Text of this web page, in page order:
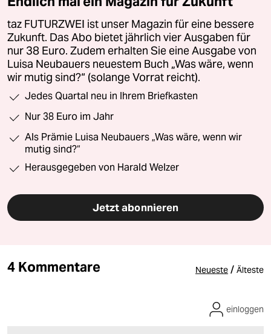
taz FUTURZWEI ist unser Magazin für eine bessere
Zukunft. Das Abo bietet jährlich vier Ausgaben für
nur 38 Euro. Zudem erhalten Sie eine Ausgabe von
Luisa Neubauers neuestem Buch „Was wäre, wenn
wir mutig sind?“ (solange Vorrat reicht).
Jedes Quartal neu in Ihrem Briefkasten
Nur 38 Euro im Jahr
Als Prämie Luisa Neubauers „Was wäre, wenn wir
mutig sind?“
Herausgegeben von Harald Welzer
Jetzt abonnieren
4 Kommentare Neueste / Älteste
einloggen